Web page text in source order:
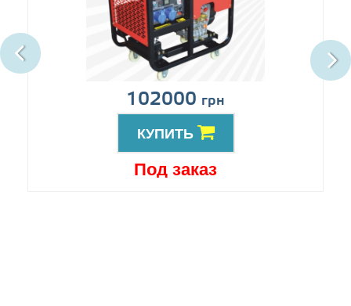
102000 грн
КУПИТЬ
Под заказ